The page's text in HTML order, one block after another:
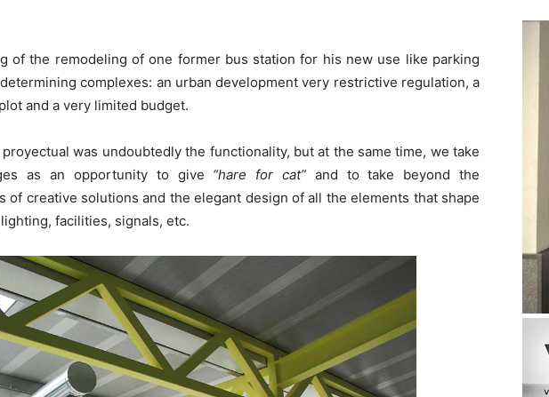
of the remodeling of one former bus station for his new use like parking
complexes: an urban development very restrictive regulation, a
and a very limited budget.
was undoubtedly the functionality, but at the same time, we take
as an opportunity to give “hare for cat”and to take beyond the
of creative solutions and the elegant design of all the elements that shape
facilities, signals, etc.